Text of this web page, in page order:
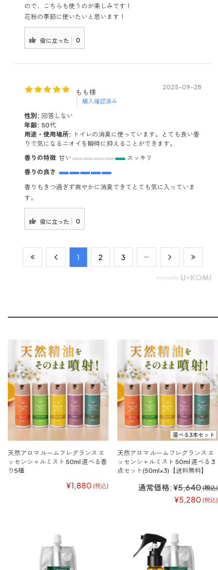
ので、こちらも使うのが楽しみです！
花粉の季節に使いたいと思います！
役に立った 0
もも様
購入確認済み
2025-09-28
性別: 回答しない
年齢: 50代
用途・使用場所:
トイレの消臭に使っています。とても良い香
りで気になるニオイを瞬時に抑えることができます。
香りの特徴 甘い
スッキリ
香りの良さ
香りもきつ過ぎず爽やかに消臭できてとても気に入っていま
す。
役に立った 0
​1 ​2 ​3
天然アロマ ルームフレグランス エ
ッセンシャルミスト 50ml 選べる香
り5種
¥1,880 (税込)
天然アロマ ルームフレグランス エ
ッセンシャルミスト 50ml 選べる 3
点セット(50ml×3)【送料無料】
通常価格:¥5,640(税込)
¥5,280 (税込)